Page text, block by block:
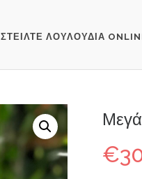
ΣΤΕΙΛΤΕ ΛΟΥΛΟΥΔΙΑ
€